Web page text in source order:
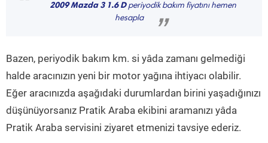
“ 2009 Mazda 3 1.6 Dperiyodik bakım fiyatını hemen
hesapla
”
Bazen, periyodik bakım km. si yâda zamanı gelmediği
halde aracınızın yeni bir motor yağına ihtiyacı olabilir.
Eğer aracınızda aşağıdaki durumlardan birini yaşadığınızı
düşünüyorsanız Pratik Araba ekibini aramanızı yâda
Pratik Araba servisini ziyaret etmenizi tavsiye ederiz.